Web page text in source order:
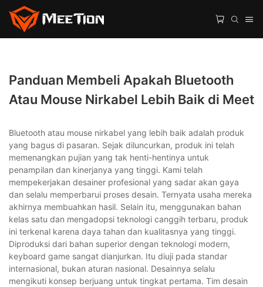
Panduan Membeli Apakah Bluetooth
Atau Mouse Nirkabel Lebih Baik di Meet
Bluetooth atau mouse nirkabel yang lebih baik adalah produk
yang bagus di pasaran. Sejak diluncurkan, produk ini telah
memenangkan pujian yang tak henti-hentinya untuk
penampilan dan kinerjanya yang tinggi. Kami telah
mempekerjakan desainer profesional yang sadar akan gaya
dan selalu memperbarui proses desain. Ternyata usaha mereka
akhirnya membuahkan hasil. Selain itu, menggunakan bahan
kelas satu dan mengadopsi teknologi canggih terbaru, produk
ini terkenal karena daya tahan dan kualitasnya yang tinggi.
Diproduksi dari bahan superior dengan teknologi modern,
keyboard game sangat dianjurkan. Itu diuji pada standar
internasional, bukan aturan nasional. Desainnya selalu
mengikuti konsep berjuang untuk tingkat pertama. Tim desain